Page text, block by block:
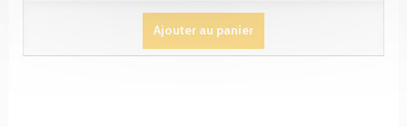
Ajouter au panier